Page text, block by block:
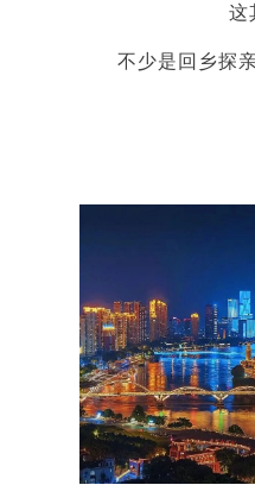
这
不少是回乡探